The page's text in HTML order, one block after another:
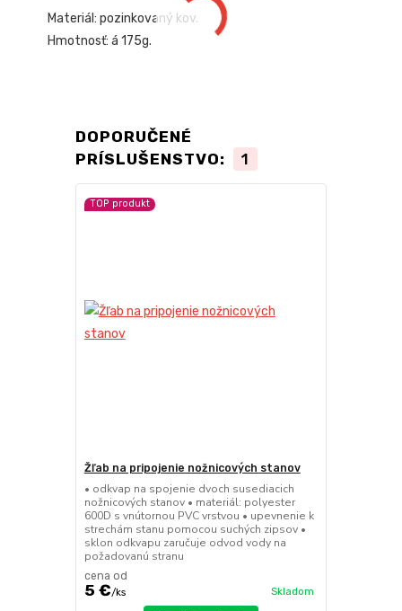
Materiál: pozinkovaný kov.
Hmotnosť: á 175g.
DOPORUČENÉ
PRÍSLUŠENSTVO:
1
TOP produkt
Žľab na pripojenie nožnicových stanov
• odkvap na spojenie dvoch susediacich
nožnicových stanov • materiál: polyester
600D s vnútornou PVC vrstvou • upevnenie k
strechám stanu pomocou suchých zipsov •
sklon odkvapu zaručuje odvod vody na
požadovanú stranu
cena od
5 €/ks Skladom